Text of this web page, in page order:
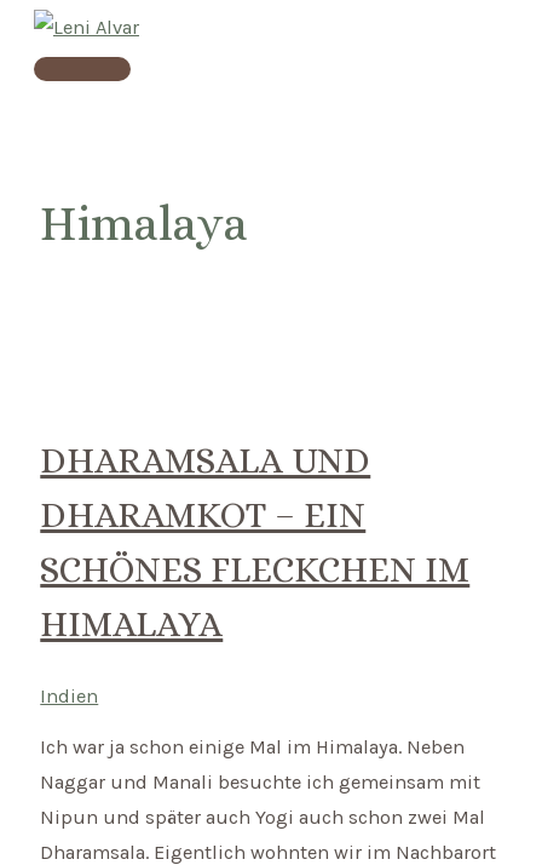
Skip
Main
Himalaya
DHARAMSALA UND
DHARAMKOT – EIN
SCHÖNES FLECKCHEN IM
HIMALAYA
Indien
Ich war ja schon einige Mal im Himalaya. Neben
Naggar und Manali besuchte ich gemeinsam mit
Nipun und später auch Yogi auch schon zwei Mal
Dharamsala. Eigentlich wohnten wir im Nachbarort